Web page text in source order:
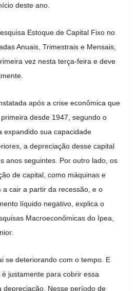
deste ano.
Estoque de Capital Fixo no
Anuais, Trimestrais e Mensais,
vez nesta terça-feira e deve
após a crise econômica que
desde 1947, segundo o
expandido sua capacidade
a depreciação desse capital
anos seguintes. Por outro lado, os
de capital, como máquinas e
a cair a partir da recessão, e o
líquido negativo, explica o
Macroeconômicas do Ipea,
se deteriorando com o tempo. E
justamente para cobrir essa
depreciação. Nesse período de